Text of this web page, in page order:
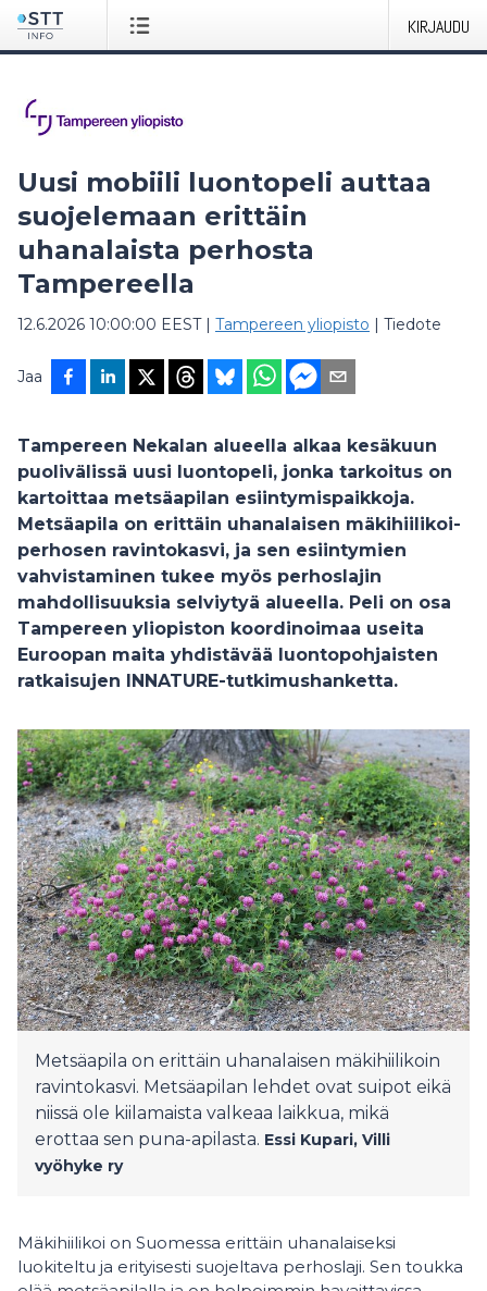
KIRJAUDU
Uusi mobiili luontopeli auttaa
suojelemaan erittäin
uhanalaista perhosta
Tampereella
12.6.2026 10:00:00 EEST| Tampereen yliopisto | Tiedote
Jaa
Tampereen Nekalan alueella alkaa kesäkuun
puolivälissä uusi luontopeli, jonka tarkoitus on
kartoittaa metsäapilan esiintymispaikkoja.
Metsäapila on erittäin uhanalaisen mäkihiilikoi-
perhosen ravintokasvi, ja sen esiintymien
vahvistaminen tukee myös perhoslajin
mahdollisuuksia selviytyä alueella. Peli on osa
Tampereen yliopiston koordinoimaa useita
Euroopan maita yhdistävää luontopohjaisten
ratkaisujen INNATURE-tutkimushanketta.
Metsäapila on erittäin uhanalaisen mäkihiilikoin
ravintokasvi. Metsäapilan lehdet ovat suipot eikä
niissä ole kiilamaista valkeaa laikkua, mikä
erottaa sen puna-apilasta. Essi Kupari, Villi
vyöhyke ry
Mäkihiilikoi on Suomessa erittäin uhanalaiseksi
luokiteltu ja erityisesti suojeltava perhoslaji. Sen toukka